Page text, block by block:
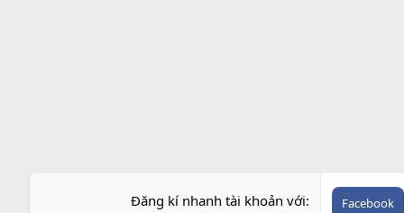
Đăng kí nhanh tài khoản với Facebook